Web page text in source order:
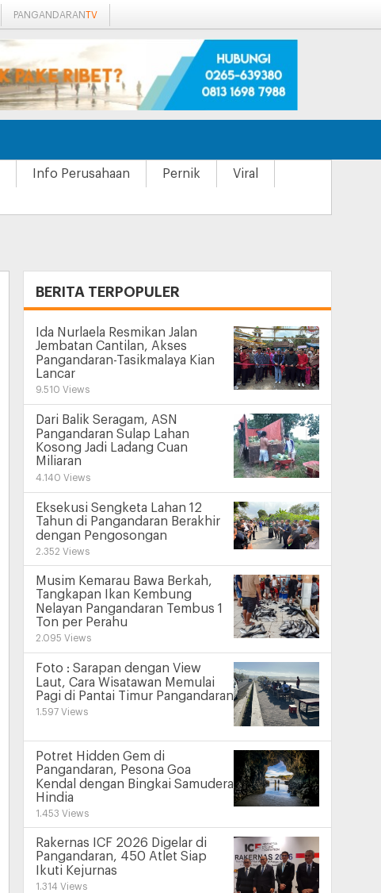
PANGANDARANTV
Info Perusahaan Pernik Viral
BERITA TERPOPULER
Ida Nurlaela Resmikan Jalan
Jembatan Cantilan, Akses
Pangandaran-Tasikmalaya Kian
Lancar
9.510 Views
Dari Balik Seragam, ASN
Pangandaran Sulap Lahan
Kosong Jadi Ladang Cuan
Miliaran
4.140 Views
Eksekusi Sengketa Lahan 12
Tahun di Pangandaran Berakhir
dengan Pengosongan
2.352 Views
Musim Kemarau Bawa Berkah,
Tangkapan Ikan Kembung
Nelayan Pangandaran Tembus 1
Ton per Perahu
2.095 Views
Foto : Sarapan dengan View
Laut, Cara Wisatawan Memulai
Pagi di Pantai Timur Pangandaran
1.597 Views
Potret Hidden Gem di
Pangandaran, Pesona Goa
Kendal dengan Bingkai Samudera
Hindia
1.453 Views
Rakernas ICF 2026 Digelar di
Pangandaran, 450 Atlet Siap
Ikuti Kejurnas
1.314 Views